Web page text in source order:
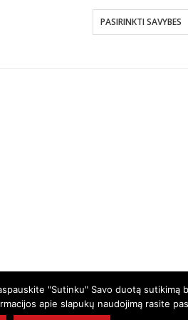
PASIRINKTI SAVYBES
"Sutinku" Savo duotą
apie slapukų naudojimą rasite